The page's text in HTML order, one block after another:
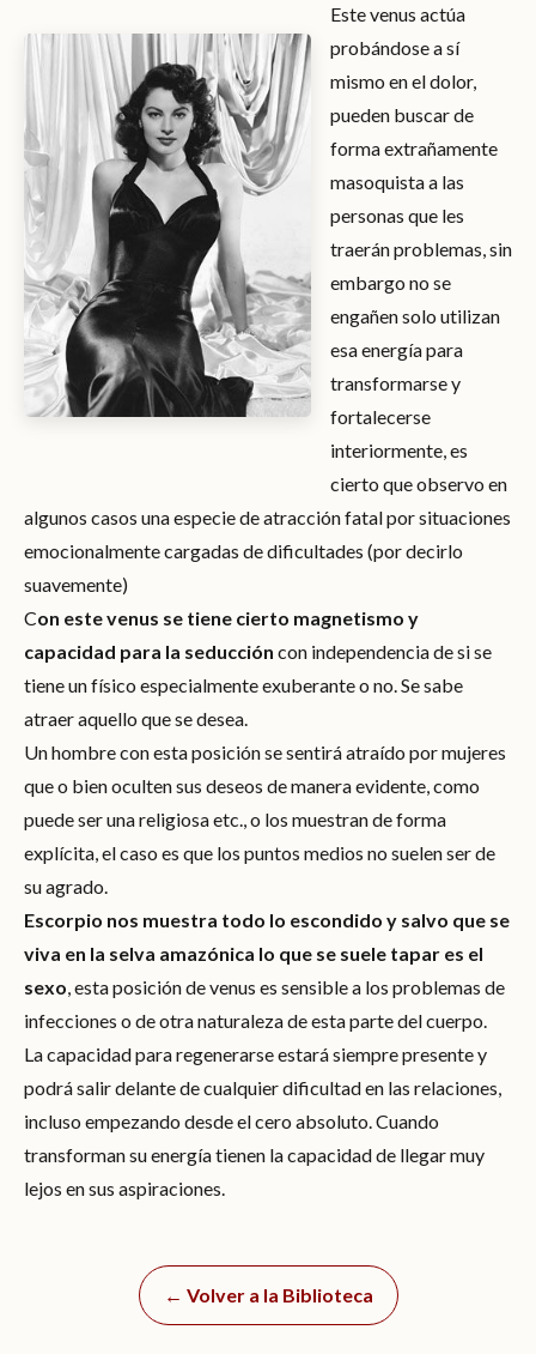
Este venus actúa
probándose a sí
mismo en el dolor,
pueden buscar de
forma extrañamente
masoquista a las
personas que les
traerán problemas, sin
embargo no se
engañen solo utilizan
esa energía para
transformarse y
fortalecerse
interiormente, es
cierto que observo en
algunos casos una especie de atracción fatal por situaciones
emocionalmente cargadas de dificultades (por decirlo
suavemente)
Con este venus se tiene cierto magnetismo y
capacidad para la seducción con independencia de si se
tiene un físico especialmente exuberante o no. Se sabe
atraer aquello que se desea.
Un hombre con esta posición se sentirá atraído por mujeres
que o bien oculten sus deseos de manera evidente, como
puede ser una religiosa etc., o los muestran de forma
explícita, el caso es que los puntos medios no suelen ser de
su agrado.
Escorpio nos muestra todo lo escondido y salvo que se
viva en la selva amazónica lo que se suele tapar es el
sexo , esta posición de venus es sensible a los problemas de
infecciones o de otra naturaleza de esta parte del cuerpo.
La capacidad para regenerarse estará siempre presente y
podrá salir delante de cualquier dificultad en las relaciones,
incluso empezando desde el cero absoluto. Cuando
transforman su energía tienen la capacidad de llegar muy
lejos en sus aspiraciones.
← Volver a la Biblioteca